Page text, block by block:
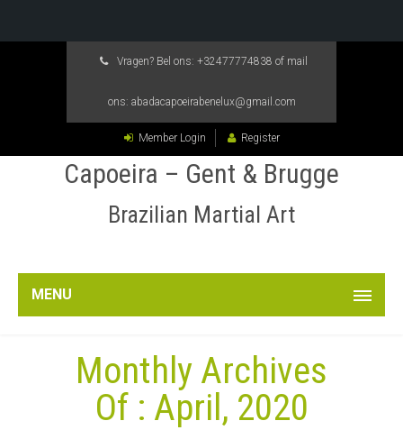
Vragen? Bel ons: +32477774838 of mail
ons: abadacapoeirabenelux@gmail.com
Member Login Register
Capoeira – Gent & Brugge
Brazilian Martial Art
MENU
Monthly Archives
Of : April, 2020